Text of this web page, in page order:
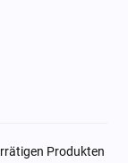
Produkten